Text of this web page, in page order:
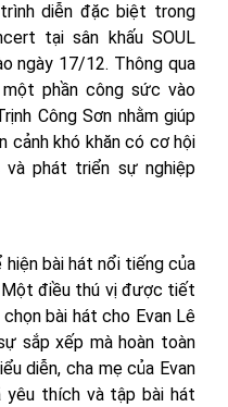
diễn đặc biệt trong
tại sân khấu SOUL
ngày 17/12. Thông qua
phần công sức vào
Công Sơn nhằm giúp
cảnh khó khăn có cơ hội
phát triển sự nghiệp
bài hát nổi tiếng của
Một điều thú vị được tiết
bài hát cho Evan Lê
sắp xếp mà hoàn toàn
diễn, cha mẹ của Evan
thích và tập bài hát